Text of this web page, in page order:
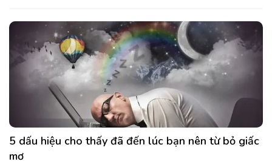
5 dấu hiệu cho thấy đã đến lúc bạn nên từ bỏ giấc
mơ